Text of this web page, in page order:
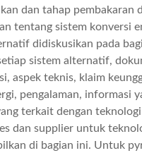
dan tahap pembakaran
tentang sistem konversi
didiskusikan pada
sistem alternatif,
aspek teknis, klaim
pengalaman, informasi
terkait dengan
dan supplier untuk
di bagian ini. Untuk